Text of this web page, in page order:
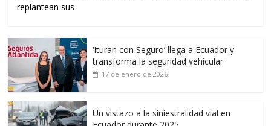
replantean sus
‘Ituran con Seguro’ llega a Ecuador y
transforma la seguridad vehicular
17 de enero de 2026
Un vistazo a la siniestralidad vial en